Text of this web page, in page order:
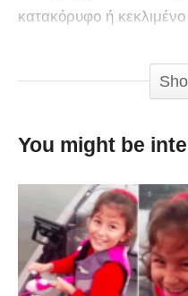
κατακόρυφο ή
της ώρας. Στο βίντεο
οποία παρασέρνει τα
You might be